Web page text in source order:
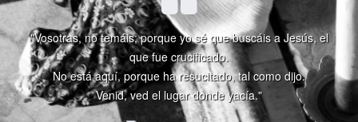
"Vosotras, no temáis; porque yo sé que buscáis a Jesús, el
que fue crucificado.
No está aquí, porque ha resucitado, tal como dijo.
Venid, ved el lugar donde yacía."